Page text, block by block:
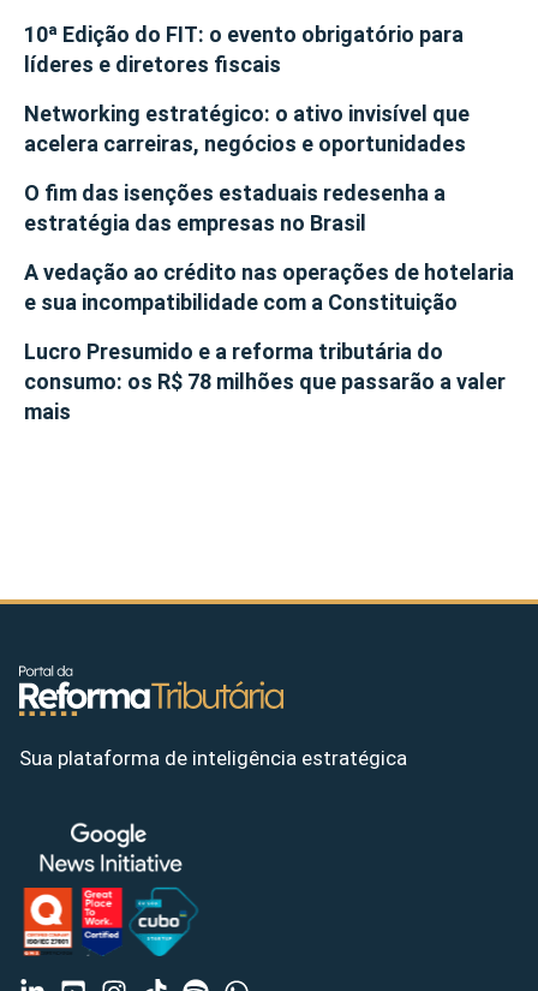
10ª Edição do FIT: o evento obrigatório para
líderes e diretores fiscais
Networking estratégico: o ativo invisível que
acelera carreiras, negócios e oportunidades
O fim das isenções estaduais redesenha a
estratégia das empresas no Brasil
A vedação ao crédito nas operações de hotelaria
e sua incompatibilidade com a Constituição
Lucro Presumido e a reforma tributária do
consumo: os R$ 78 milhões que passarão a valer
mais
Sua plataforma de inteligência estratégica